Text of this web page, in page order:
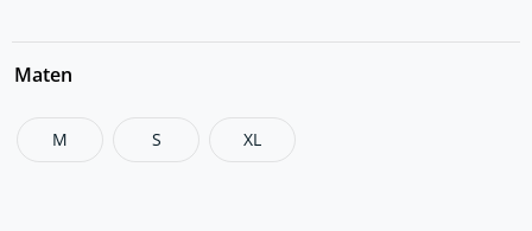
Maten
M S XL